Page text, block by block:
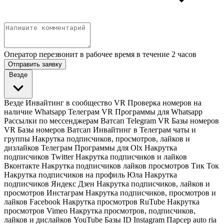
Оператор перезвонит в рабочее время в течение 2 часов
Отправить заявку
Везде
Везде Инвайтинг в сообщество VR Проверка номеров на
наличие Whatsapp Телеграм VR Программы для Whatsapp
Рассылки по мессенджерам Ватсап Telegram VR Базы номеров
VR Базы номеров Ватсап Инвайтинг в Телеграм чаты и
группы Накрутка подписчиков, просмотров, лайков и
дизлайков Телеграм Программы для Olx Накрутка
подписчиков Twitter Накрутка подписчиков и лайков
Вконтакте Накрутка подписчиков лайков просмотров Тик Ток
Накрутка подписчиков на профиль Юла Накрутка
подписчиков Яндекс Дзен Накрутка подписчиков, лайков и
просмотров Инстаграм Накрутка подписчиков, просмотров и
лайков Facebook Накрутка просмотров RuTube Накрутка
просмотров Vimeo Накрутка просмотров, подписчиков,
лайков и дислайков YouTube Базы ID Instagram Парсер auto ria